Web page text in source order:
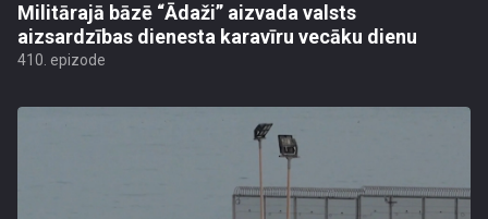
Militārajā bāzē “Ādaži” aizvada valsts
aizsardzības dienesta karavīru vecāku dienu
410. epizode